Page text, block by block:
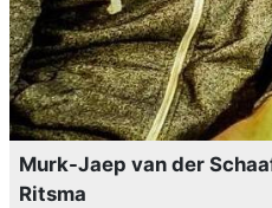
Murk-Jaep van der
Ritsma